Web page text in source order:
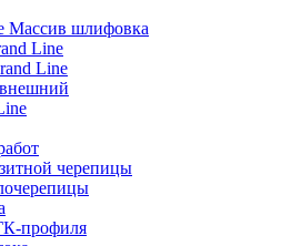
Массив шлифовка
Line
Line
черепицы
профиля